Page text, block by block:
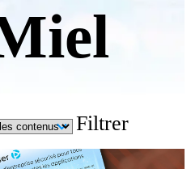
Filtrer